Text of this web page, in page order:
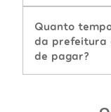
Quanto
da prefeitura
de pagar?